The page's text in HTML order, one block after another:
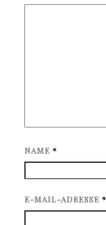
NAME *
E-MAIL-ADRESSE *